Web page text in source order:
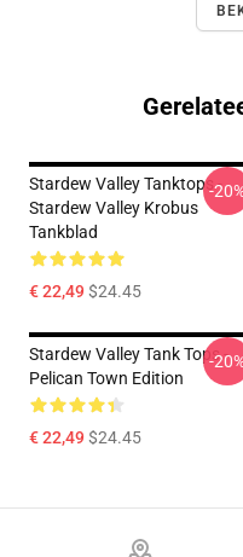
Stardew Valley Tanktops -
Stardew Valley Krobus
Tankblad
€ 22,49$24.45
-
Stardew Valley Tank Tops -
Pelican Town Edition
€ 22,49$24.45
-